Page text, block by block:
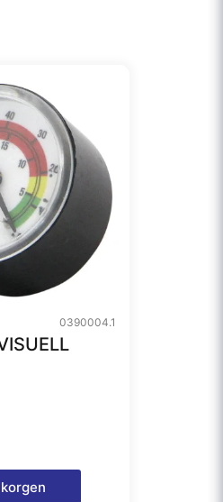
0390004.1